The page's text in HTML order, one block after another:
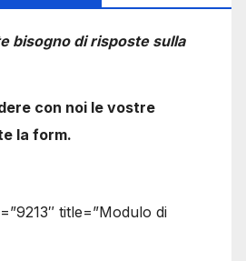
bisogno di risposte sulla
con noi le vostre
la form.
title=”Modulo di